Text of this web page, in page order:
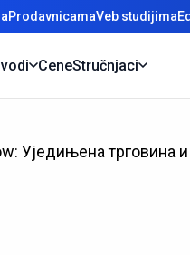
ProdavnicamaVeb studijima
CeneStručnjaci
Уједињена трговина